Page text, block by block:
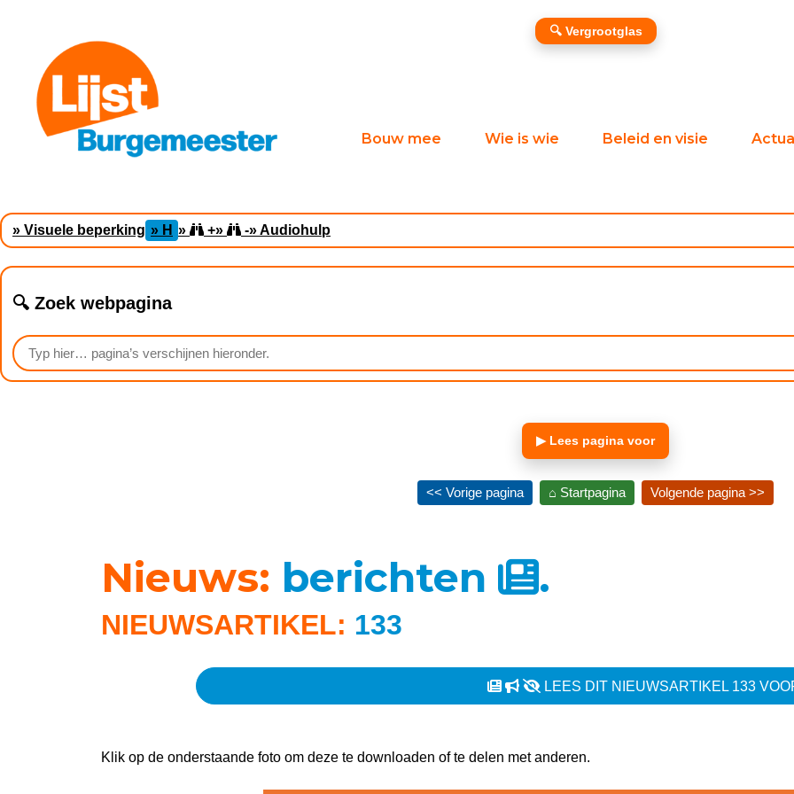
Bouw mee Wie is wie Beleid en visie
» Visuele beperking » H » +» -» Audiohulp
🔍 Zoek webpagina
▶ Lees pagina voor
🔍 Vergrootglas
<< Vorige pagina ⌂ Startpagina Volgende pagina >>
Nieuws: berichten .
NIEUWSARTIKEL: 133
LEES DIT NIEUWSARTIKEL 133
Klik op de onderstaande foto om deze te downloaden of te delen met anderen.